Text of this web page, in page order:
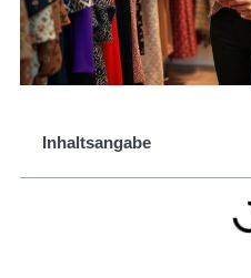
Inhaltsangabe